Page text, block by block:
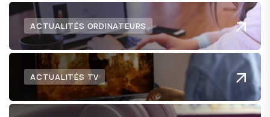
ACTUALITÉS ORDINATEURS
ACTUALITÉS TV